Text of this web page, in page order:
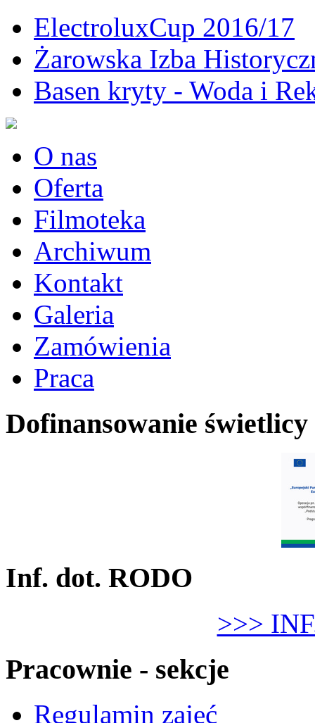
ElectroluxCup 2016/17
Żarowska Izba
Basen kryty - Woda i
O nas
Oferta
Filmoteka
Archiwum
Kontakt
Galeria
Zamówienia
Praca
Dofinansowanie świetlicy
Inf. dot. RODO
>>>
Pracownie - sekcje
Regulamin zajęć